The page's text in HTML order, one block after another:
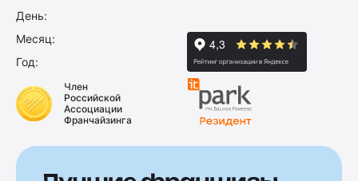
День:
Месяц:
Год:
Член
Российской
Ассоциации
Франчайзинга